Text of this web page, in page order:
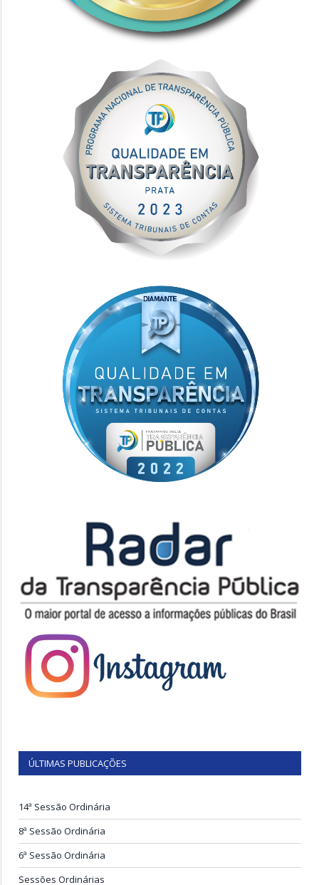
ÚLTIMAS PUBLICAÇÕES
14ª Sessão Ordinária
8ª Sessão Ordinária
6ª Sessão Ordinária
Sessões Ordinárias